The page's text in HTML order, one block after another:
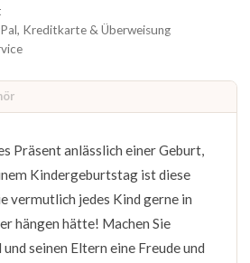
Kreditkarte & Überweisung
Präsent anlässlich einer Geburt,
Kindergeburtstag ist diese
vermutlich jedes Kind gerne in
hängen hätte! Machen Sie
seinen Eltern eine Freude und